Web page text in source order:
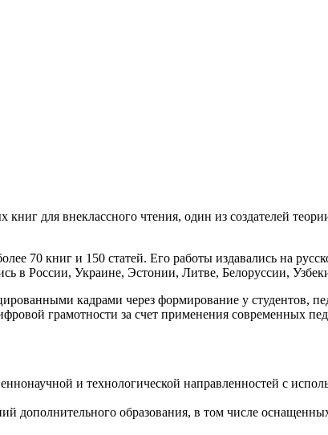
для внеклассного чтения, один из создателей
70 книг и 150 статей. Его работы издавались на
в России, Украине, Эстонии, Литве, Белоруссии,
кадрами через формирование у студентов,
грамотности за счет применения современных
и технологической направленностей с
дополнительного образования, в том числе